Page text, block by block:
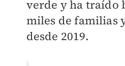
verde y ha traído
miles de familias
desde 2019.